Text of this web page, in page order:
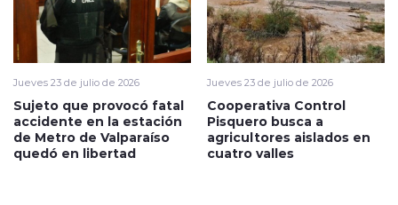
Jueves 23 de julio de 2026
Sujeto que provocó fatal
accidente en la estación
de Metro de Valparaíso
quedó en libertad
Jueves 23 de julio de 2026
Cooperativa Control
Pisquero busca a
agricultores aislados en
cuatro valles